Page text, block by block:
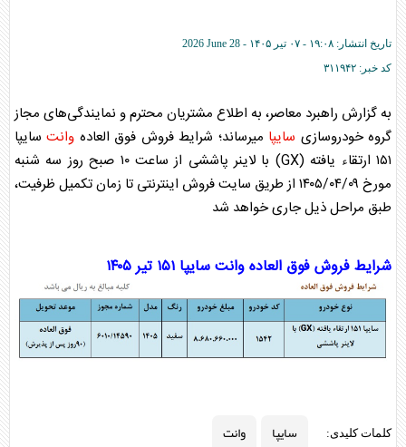
تاریخ انتشار: ۱۹:۰۸ - ۰۷ تير ۱۴۰۵ -
2026 June 28
کد خبر: ۳۱۱۹۴۲
به گزارش راهبرد معاصر، به اطلاع مشتریان محترم و نمایندگی‌های مجاز
گروه خودروسازی سایپا میرساند؛ شرایط فروش فوق العاده وانت سایپا
۱۵۱ ارتقاء یافته (GX) با لاینر پاششی از ساعت ۱۰ صبح روز سه شنبه
مورخ ۱۴۰۵/۰۴/۰۹ از طریق سایت فروش اینترنتی تا زمان تکمیل ظرفیت،
طبق مراحل ذیل جاری خواهد شد
شرایط فروش فوق العادهوانتسایپا
کلمات کلیدی: سایپا وانت